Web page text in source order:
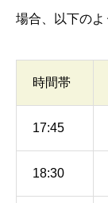
場合、以下のよ
時間帯
17:45
18:30